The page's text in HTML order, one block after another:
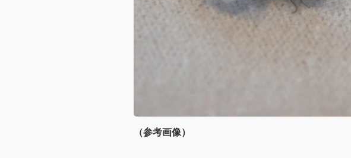
（参考画像）